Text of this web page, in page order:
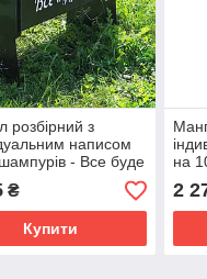
розбірний з
написом
- Все буде
мм
₴
Купити
на
2